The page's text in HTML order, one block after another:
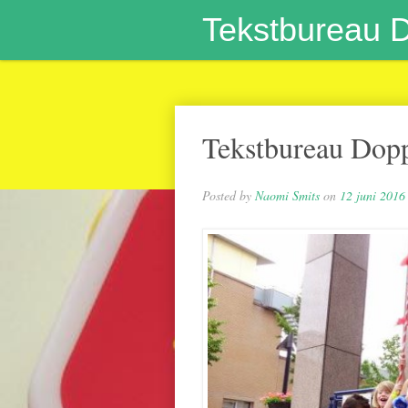
Tekstbureau
Tekstbureau
Posted by Naomi Smits on 12 juni 2016